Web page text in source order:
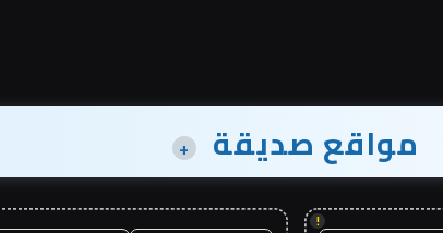
مواقع صديقة +
!